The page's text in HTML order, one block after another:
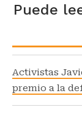
Puede
Activistas
premio a la